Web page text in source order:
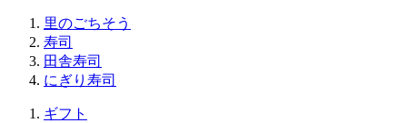
里のごちそう
寿司
田舎寿司
にぎり寿司
ギフト